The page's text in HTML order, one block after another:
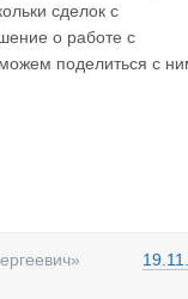
сделок с
о работе с
поделиться с